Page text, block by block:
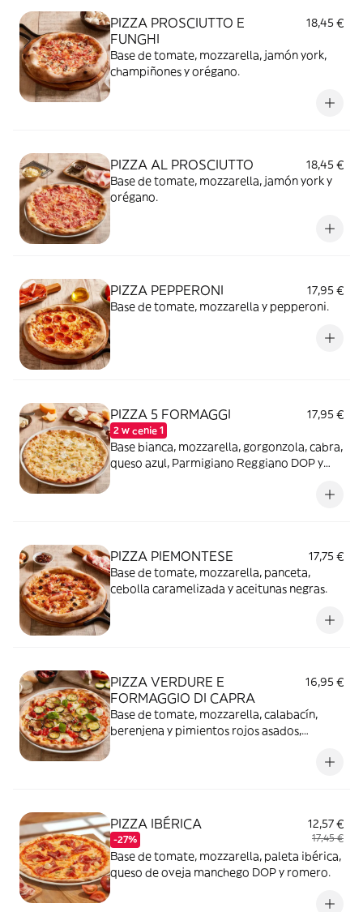
PIZZA PROSCIUTTO E
FUNGHI
18,45 €
Base de tomate, mozzarella, jamón york,
champiñones y orégano.
PIZZA AL PROSCIUTTO
18,45 €
Base de tomate, mozzarella, jamón york y
orégano.
PIZZA PEPPERONI
17,95 €
Base de tomate, mozzarella y pepperoni.
PIZZA 5 FORMAGGI
2 w cenie 1
17,95 €
Base bianca, mozzarella, gorgonzola, cabra,
queso azul, Parmigiano Reggiano DOP y
PIZZA PIEMONTESE
17,75 €
Base de tomate, mozzarella, panceta,
cebolla caramelizada y aceitunas negras.
PIZZA VERDURE E
FORMAGGIO DI CAPRA
16,95 €
Base de tomate, mozzarella, calabacín,
berenjena y pimientos rojos asados,
PIZZA IBÉRICA
-27%
12,57 €
17,45 €
Base de tomate, mozzarella, paleta ibérica,
queso de oveja manchego DOP y romero.